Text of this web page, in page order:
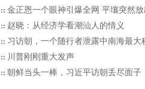
金正恩一个眼神引爆全网 平壤突然
赵晓：从经济学看潮汕人的情义
习访朝，一个随行者泄露中南海最大
川普刚刚重大发声
朝鲜当头一棒，习近平访朝丢尽面子